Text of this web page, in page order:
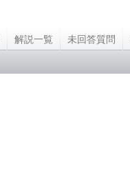
解説一覧 未回答質問